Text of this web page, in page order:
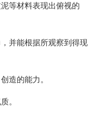
等材料表现出俯视的
并能根据所观察到得现
造的能力。
。